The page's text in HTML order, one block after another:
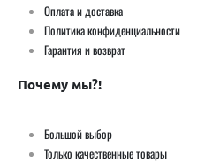
Оплата и доставка
Политика конфиденциальности
Гарантия и возврат
Почему мы?!
Большой выбор
Только качественные товары